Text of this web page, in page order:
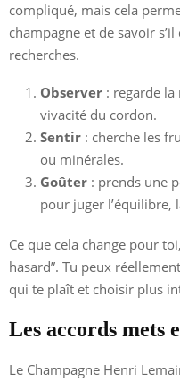
compliqué, mais cela
champagne et de savoir
recherches.
Observer : regarde la
vivacité du cordon.
Sentir : cherche les
ou minérales.
Goûter : prends une
pour juger l’équilibre,
Ce que cela change pour
hasard”. Tu peux
qui te plaît et choisir plus
Les accords mets
Le Champagne Henri